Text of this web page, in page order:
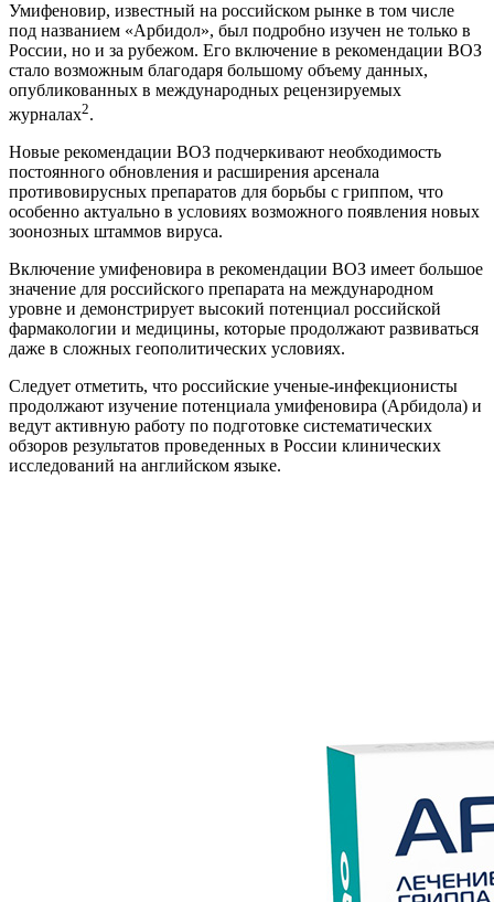
Умифеновир, известный на российском рынке в том числе
под названием «Арбидол», был подробно изучен не только в
России, но и за рубежом. Его включение в рекомендации ВОЗ
стало возможным благодаря большому объему данных,
опубликованных в международных рецензируемых
журналах2.
Новые рекомендации ВОЗ подчеркивают необходимость
постоянного обновления и расширения арсенала
противовирусных препаратов для борьбы с гриппом, что
особенно актуально в условиях возможного появления новых
зоонозных штаммов вируса.
Включение умифеновира в рекомендации ВОЗ имеет большое
значение для российского препарата на международном
уровне и демонстрирует высокий потенциал российской
фармакологии и медицины, которые продолжают развиваться
даже в сложных геополитических условиях.
Следует отметить, что российские ученые-инфекционисты
продолжают изучение потенциала умифеновира (Арбидола) и
ведут активную работу по подготовке систематических
обзоров результатов проведенных в России клинических
исследований на английском языке.